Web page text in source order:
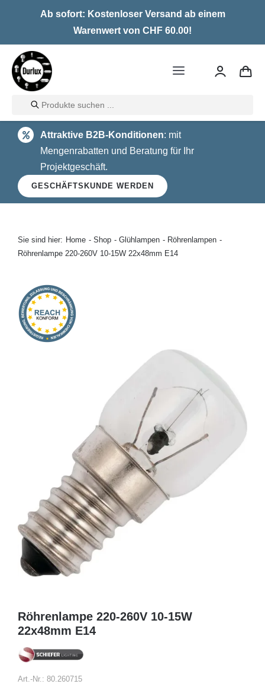
Ab sofort: Kostenloser Versand ab einem
Warenwert von CHF 60.00!
Toggle
Home
LED
Halogen
Glühlampen
Kontakt
Products
search
Attraktive B2B-Konditionen: mit
Mengenrabatten und Beratung für Ihr
Projektgeschäft.
GESCHÄFTSKUNDE WERDEN
Sie sind hier: Home Shop Glühlampen
Röhrenlampen
Röhrenlampe 220-260V 10-15W 22x48mm E14
Röhrenlampe 220-260V 10-15W
22x48mm E14
Art.-Nr.: 80.260715